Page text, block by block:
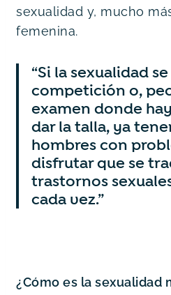
sexualidad y, mucho
femenina.
“Si la sexualidad
competición o,
examen donde
dar la talla, ya
hombres con
disfrutar que se
trastornos
cada vez.”
¿Cómo es la sexualidad